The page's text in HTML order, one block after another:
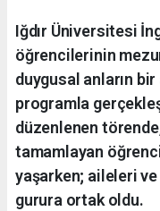
Iğdır Üniversitesi
öğrencilerinin
duygusal anların
programla
düzenlenen
tamamlayan
yaşarken; aileleri ve
gurura ortak oldu.